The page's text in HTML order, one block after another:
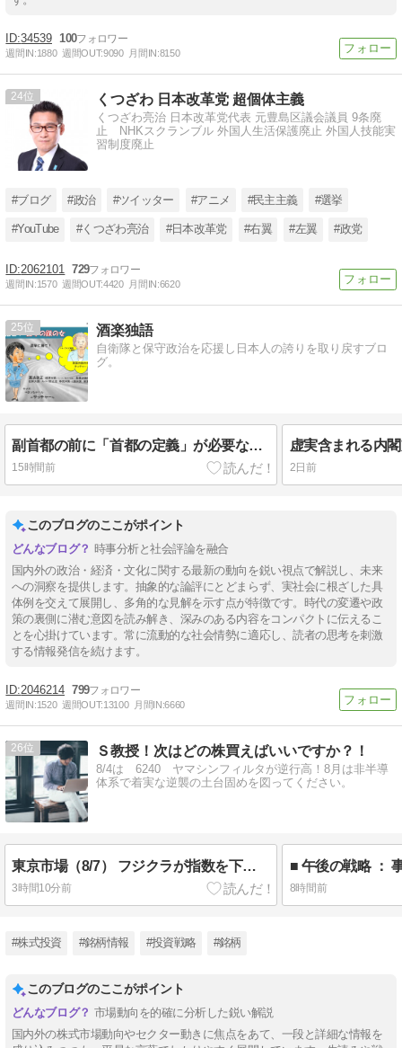
34539 100
週間IN:1880 週間OUT:9090 月間IN:8150
24 くつざわ 日本改革党 超個体主義
くつざわ亮治 日本改革党代表 元豊島区議会議員 9条廃
止 NHKスクランブル 外国人生活保護廃止 外国人技能実
習制度廃止
#ブログ #政治 #ツイッター #アニメ #民主主義 #選挙
#YouTube #くつざわ亮治 #日本改革党 #右翼 #左翼 #政党
2062101 729
週間IN:1570 週間OUT:4420 月間IN:6620
25 酒楽独語
自衛隊と保守政治を応援し日本人の誇りを取り戻すブロ
グ。
副首都の前に「首都の定義」が必要なのでは？
15時間前 2日前
このブログのここがポイント
時事分析と社会評論を融合
国内外の政治・経済・文化に関する最新の動向を鋭い視点で解説し、未来
への洞察を提供します。抽象的な論評にとどまらず、実社会に根ざした具
体例を交えて展開し、多角的な見解を示す点が特徴です。時代の変遷や政
策の裏側に潜む意図を読み解き、深みのある内容をコンパクトに伝えるこ
とを心掛けています。常に流動的な社会情勢に適応し、読者の思考を刺激
する情報発信を続けます。
2046214 799
週間IN:1520 週間OUT:13100 月間IN:6660
26 Ｓ教授！次はどの株買えばいいですか？！
8/4は 6240 ヤマシンフィルタが逆行高！8月は非半導
体系で着実な逆襲の土台固めを図ってください。
東京市場（8/7） フジクラが指数を下支え
3時間10分前
■ 午後の戦略 ：
8時間前
#株式投資 #銘柄情報 #投資戦略 #銘柄
このブログのここがポイント
市場動向を的確に分析した鋭い解説
国内外の株式市場動向やセクター動きに焦点をあて、一段と詳細な情報を